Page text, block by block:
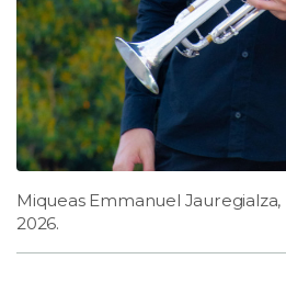
Miqueas Emmanuel
2026.